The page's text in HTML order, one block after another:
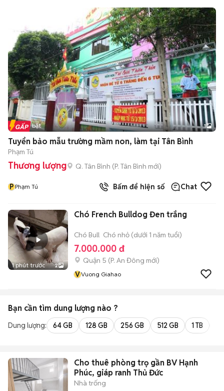
Tin nổi bật 1
Tuyển bảo mẫu trường mầm non, làm tại Tân Bình
Phạm Tú
Thương lượng Q. Tân Bình (P. Tân Bình mới)
P Phạm Tú Bấm để hiện số Chat
1 phút trước 2
Chó French Bulldog Đen trắng
Chó Bull Chó nhỏ (dưới 1 năm tuổi)
7.000.000 đ
Quận 5 (P. An Đông mới)
VVuong Giahao
Bạn cần tìm dung lượng nào ?
Dung lượng: 64 GB 128 GB 256 GB 512 GB 1 TB
Cho thuê phòng trọ gần BV Hạnh
Phúc, giáp ranh Thủ Đức
Nhà trống